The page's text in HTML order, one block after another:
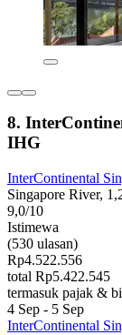
8.
IHG
InterContinental
Singapore River,
9,0/10
Istimewa
(530 ulasan)
Rp4.522.556
total Rp5.422.545
termasuk pajak &
4 Sep - 5 Sep
InterContinental